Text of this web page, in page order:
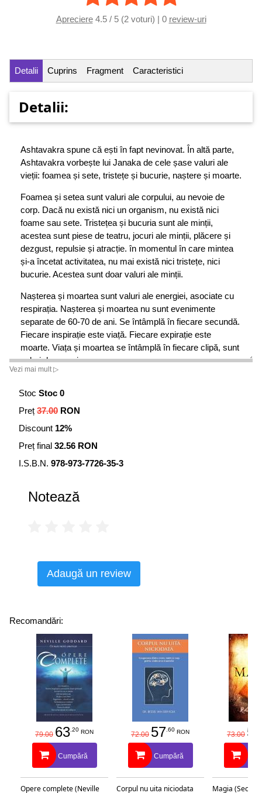
Apreciere4.5 / 5 (2 voturi) | 0 review-uri
Detalii Cuprins Fragment Caracteristici
Detalii:
Ashtavakra spune că ești în fapt nevinovat. În altă parte,
Ashtavakra vorbește lui Janaka de cele șase valuri ale
vieții: foamea și sete, tristețe și bucurie, naștere și moarte.
Foamea și setea sunt valuri ale corpului, au nevoie de
corp. Dacă nu există nici un organism, nu există nici
foame sau sete. Tristețea și bucuria sunt ale minții,
acestea sunt piese de teatru, jocuri ale minții, plăcere și
dezgust, repulsie și atracție. în momentul în care mintea
și-a încetat activitatea, nu mai există nici tristețe, nici
bucurie. Acestea sunt doar valuri ale minții.
Nașterea și moartea sunt valuri ale energiei, asociate cu
respirația. Nașterea și moartea nu sunt evenimente
separate de 60-70 de ani. Se întâmplă în fiecare secundă.
Fiecare inspirație este viață. Fiecare expirație este
moarte. Viața și moartea se întâmplă în fiecare clipă, sunt
valuri de energie.
spune că ființa umană este dincolo de ele. Ești
observatorul (experimentatorul) acestor șase valuri.
Vezi mai mult ▷
Stoc Stoc 0
Preț 37.00 RON
Discount 12%
Preț final 32.56 RON
I.S.B.N. 978-973-7726-35-3
Notează
Adaugă un review
Recomandări:
79.00 63.20 RON
Cumpără
Opere complete (Neville
72.00 57.60 RON
Cumpără
Corpul nu uita niciodata
73.00 58
Magia